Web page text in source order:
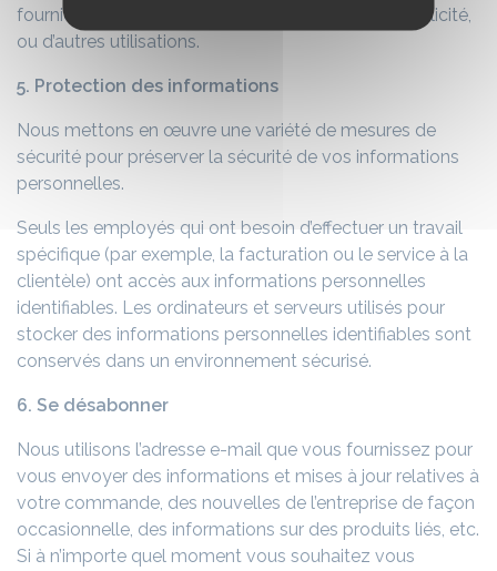
fournies à d’autres parties pour le marketing, la publicité,
ou d’autres utilisations.
5. Protection des informations
Nous mettons en œuvre une variété de mesures de
sécurité pour préserver la sécurité de vos informations
personnelles.
Seuls les employés qui ont besoin d’effectuer un travail
spécifique (par exemple, la facturation ou le service à la
clientèle) ont accès aux informations personnelles
identifiables. Les ordinateurs et serveurs utilisés pour
stocker des informations personnelles identifiables sont
conservés dans un environnement sécurisé.
6. Se désabonner
Nous utilisons l’adresse e-mail que vous fournissez pour
vous envoyer des informations et mises à jour relatives à
votre commande, des nouvelles de l’entreprise de façon
occasionnelle, des informations sur des produits liés, etc.
Si à n’importe quel moment vous souhaitez vous